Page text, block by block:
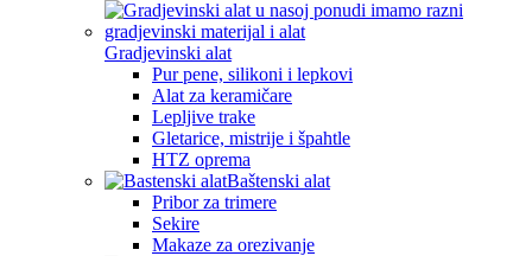
Gradjevinski alat
Pur pene, silikoni i lepkovi
Alat za keramičare
Lepljive trake
Gletarice, mistrije i špahtle
HTZ oprema
Baštenski alat
Pribor za trimere
Sekire
Makaze za orezivanje